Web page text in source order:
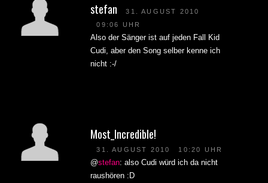
stefan
31. AUGUST 2010
09:06 UHR
Also der Sänger ist auf jeden Fall Kid
Cudi, aber den Song selber kenne ich
nicht :-/
Most_Incredible!
31. AUGUST 2010 10:20 UHR
@stefan: also Cudi würd ich da nicht
raushören :D